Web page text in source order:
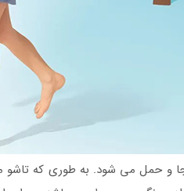
جا و حمل می شود. به طوری که